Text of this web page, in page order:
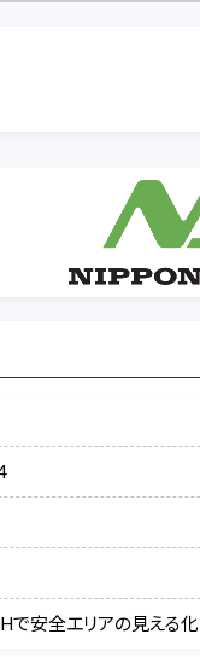
安全エリアの見える